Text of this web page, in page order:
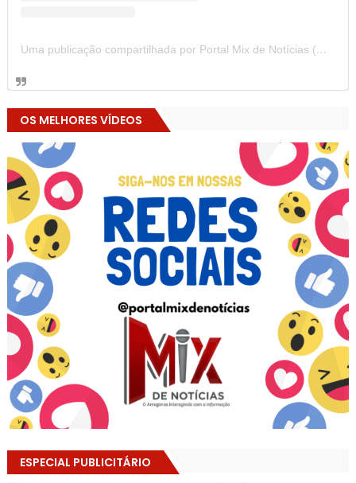
Uma publicação compartilhada por Portal Mix de Notícias (@portalmixdenoticias)
OS MELHORES VÍDEOS
ESPECIAL PUBLICITÁRIO